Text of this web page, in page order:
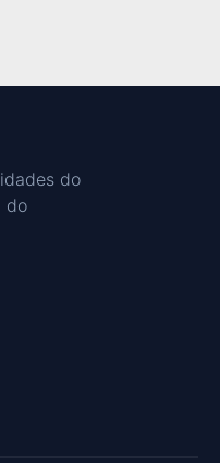
do
do